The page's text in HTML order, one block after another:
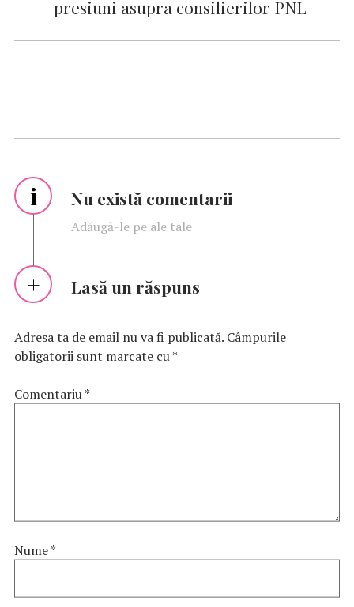
presiuni asupra consilierilor PNL
i Nu există comentarii
Adăugă-le pe ale tale
Lasă un răspuns
Adresa ta de email nu va fi publicată. Câmpurile
obligatorii sunt marcate cu*
Comentariu*
Nume*